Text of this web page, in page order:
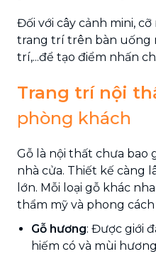
Đối với cây cảnh mini,
trang trí trên bàn uống
trí,...để tạo điểm nhấn
Trang trí nội
phòng khách
Gỗ là nội thất chưa
nhà cửa. Thiết kế càng
lớn. Mỗi loại gỗ khác
thẩm mỹ và phong
Gỗ hương: Được giới
hiếm có và mùi